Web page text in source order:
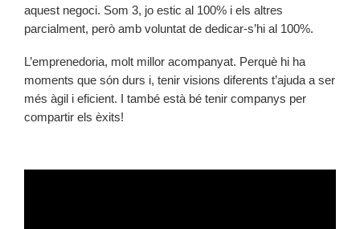
aquest negoci. Som 3, jo estic al 100% i els altres
parcialment, però amb voluntat de dedicar-s’hi al 100%.
L’emprenedoria, molt millor acompanyat. Perquè hi ha
moments que són durs i, tenir visions diferents t’ajuda a ser
més àgil i eficient. I també està bé tenir companys per
compartir els èxits!